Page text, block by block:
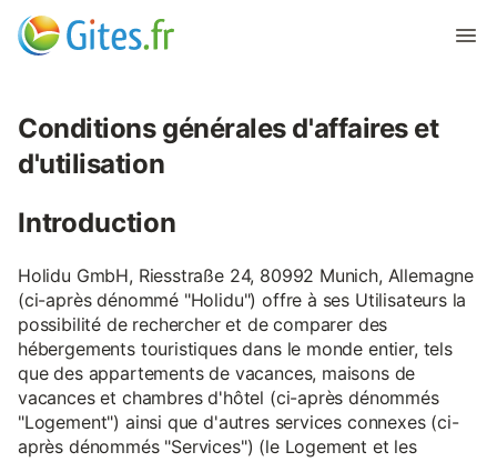
Conditions générales d'affaires et
d'utilisation
Introduction
Holidu GmbH, Riesstraße 24, 80992 Munich, Allemagne
(ci-après dénommé "Holidu") offre à ses Utilisateurs la
possibilité de rechercher et de comparer des
hébergements touristiques dans le monde entier, tels
que des appartements de vacances, maisons de
vacances et chambres d'hôtel (ci-après dénommés
"Logement") ainsi que d'autres services connexes (ci-
après dénommés "Services") (le Logement et les